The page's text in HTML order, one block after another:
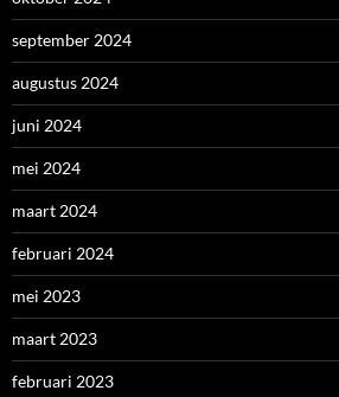
september 2024
augustus 2024
juni 2024
mei 2024
maart 2024
februari 2024
mei 2023
maart 2023
februari 2023